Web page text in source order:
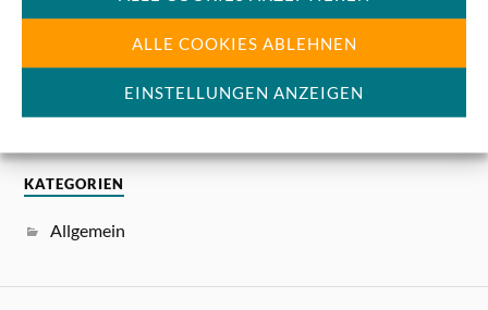
ALLE COOKIES ABLEHNEN
EINSTELLUNGEN ANZEIGEN
KATEGORIEN
Allgemein